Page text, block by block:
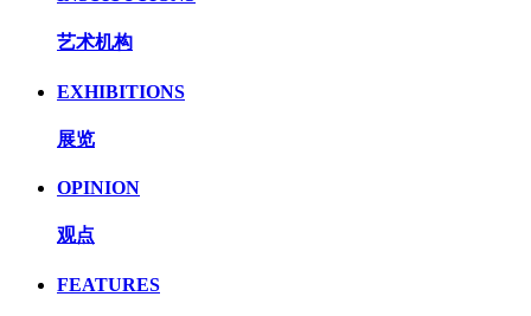
艺术机构
EXHIBITIONS
展览
OPINION
观点
FEATURES